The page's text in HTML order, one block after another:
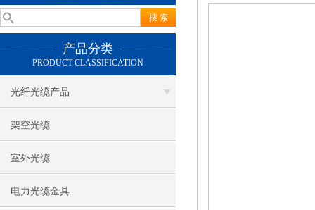
产品分类
PRODUCT CLASSIFICATION
光纤光缆产品
架空光缆
室外光缆
电力光缆金具